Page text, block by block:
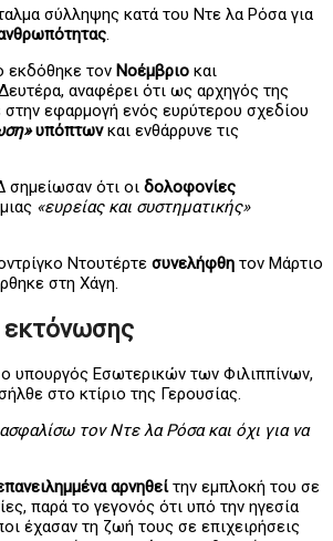
σύλληψης κατά του Ντε λα Ρόσα για
.
εκδόθηκε τον Νοέμβριο και
αναφέρει ότι ως αρχηγός της
εφαρμογή ενός ευρύτερου σχεδίου
υπόπτωνκαι ενθάρρυνε τις
ότι οι δολοφονίες
«ευρείας και συστηματικής»
Ντουτέρτε συνελήφθη τον Μάρτιο
στη Χάγη.
εκτόνωσης
υπουργός Εσωτερικών των Φιλιππίνων,
στο κτίριο της Γερουσίας.
τον Nτε λα Ρόσα και όχι για να
αρνηθείτην εμπλοκή του σε
παρά το γεγονός ότι υπό την ηγεσία
έχασαν τη ζωή τους σε επιχειρήσεις